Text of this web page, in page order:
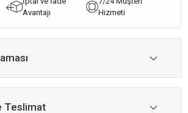
Avantajı
Hizmeti
Teslimat